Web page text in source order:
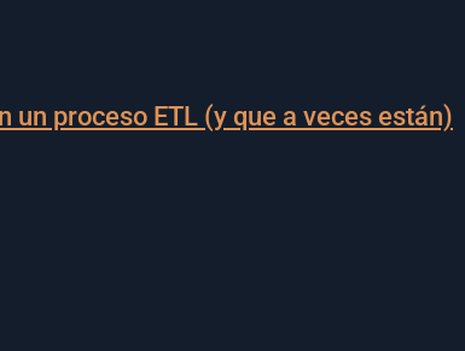
un proceso ETL (y que a veces están)